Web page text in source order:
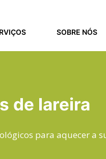
SOBRE NÓS
de lareira
para aquecer a